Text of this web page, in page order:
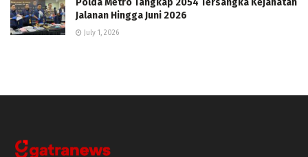
Jalanan Hingga Juni 2026
July 1, 2026